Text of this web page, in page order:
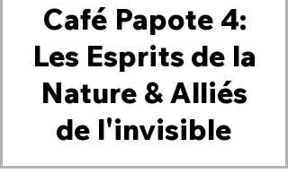
Café Papote 4:
Les Esprits de la
Nature & Alliés
de l'invisible